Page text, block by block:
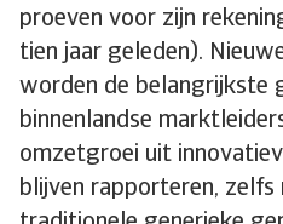
proeven voor zijn
tien jaar geleden).
worden de belangrijkste
binnenlandse
omzetgroei uit
blijven rapporteren, zelfs